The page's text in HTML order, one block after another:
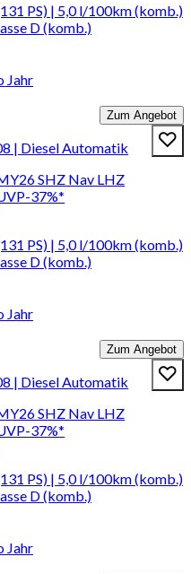
PS) | 5,0 l/100km (komb.)
D (komb.)
Jahr
Zum Angebot
| Diesel Automatik
SHZ Nav LHZ
37%*
PS) | 5,0 l/100km (komb.)
D (komb.)
Jahr
Zum Angebot
| Diesel Automatik
SHZ Nav LHZ
37%*
PS) | 5,0 l/100km (komb.)
D (komb.)
Jahr